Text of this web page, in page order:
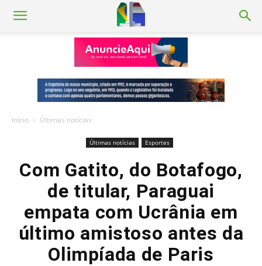
Início Últimas notícias
Últimas notícias Esportes
Com Gatito, do Botafogo,
de titular, Paraguai
empata com Ucrânia em
último amistoso antes da
Olimpíada de Paris